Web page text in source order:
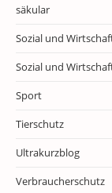
säkular
Sozial und
Sozial und
Sport
Tierschutz
Ultrakurzblog
Verbraucherschutz